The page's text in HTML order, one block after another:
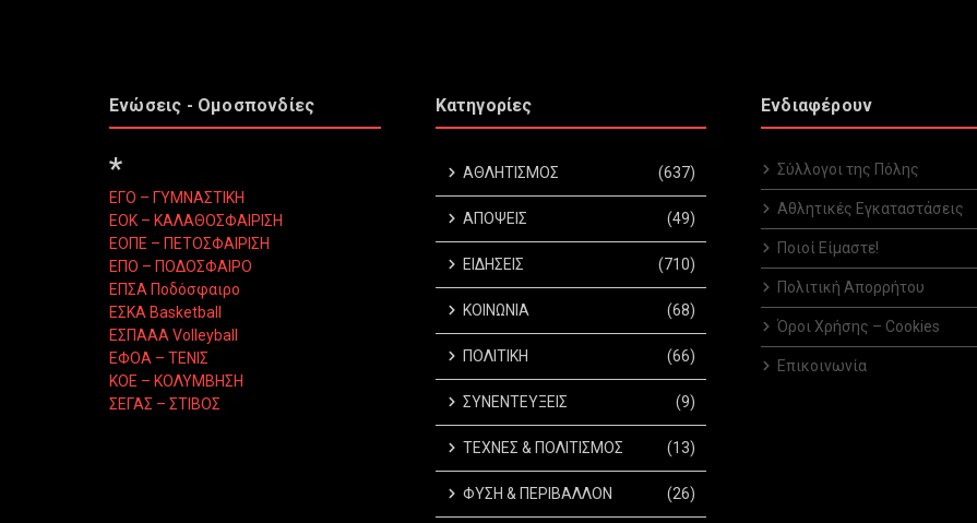
Ενώσεις - Ομοσπονδίες
*
ΕΓΟ – ΓΥΜΝΑΣΤΙΚΗ
ΕΟΚ – ΚΑΛΑΘΟΣΦΑΙΡΙΣΗ
ΕΟΠΕ – ΠΕΤΟΣΦΑΙΡΙΣΗ
ΕΠΟ – ΠΟΔΟΣΦΑΙΡΟ
ΕΠΣΑ Ποδόσφαιρο
ΕΣΚΑ Basketball
ΕΣΠΑΑΑ Volleyball
ΕΦΟΑ – ΤΕΝΙΣ
ΚΟΕ – ΚΟΛΥΜΒΗΣΗ
ΣΕΓΑΣ – ΣΤΙΒΟΣ
Κατηγορίες
ΑΘΛΗΤΙΣΜΟΣ (637)
ΑΠΟΨΕΙΣ (49)
ΕΙΔΗΣΕΙΣ (710)
ΚΟΙΝΩΝΙΑ (68)
ΠΟΛΙΤΙΚΗ (66)
ΣΥΝΕΝΤΕΥΞΕΙΣ (9)
ΤΕΧΝΕΣ & ΠΟΛΙΤΙΣΜΟΣ (13)
ΦΥΣΗ & ΠΕΡΙΒΑΛΛΟΝ (26)
Ενδιαφέρουν
Σύλλογοι της Πόλης
Αθλητικές Εγκαταστάσεις
Ποιοί Είμαστε!
Πολιτική Απορρήτου
Όροι Χρήσης – Cookies
Επικοινωνία